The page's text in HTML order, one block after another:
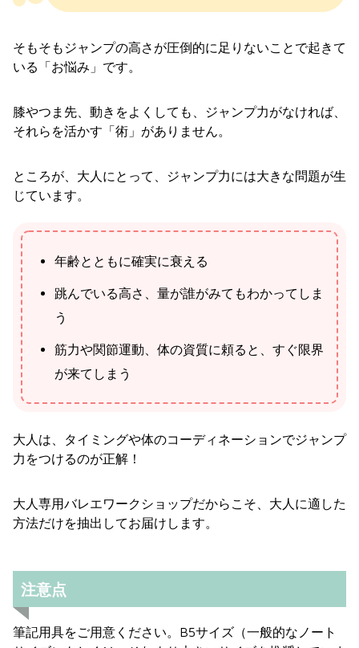
そもそもジャンプの高さが圧倒的に足りないことで起きて
いる「お悩み」です。
膝やつま先、動きをよくしても、ジャンプ力がなければ、
それらを活かす「術」がありません。
ところが、大人にとって、ジャンプ力には大きな問題が生
じています。
年齢とともに確実に衰える
跳んでいる高さ、量が誰がみてもわかってしま
う
筋力や関節運動、体の資質に頼ると、すぐ限界
が来てしまう
大人は、タイミングや体のコーディネーションでジャンプ
力をつけるのが正解！
大人専用バレエワークショップだからこそ、大人に適した
方法だけを抽出してお届けします。
注意点
筆記用具をご用意ください。B5サイズ（一般的なノート